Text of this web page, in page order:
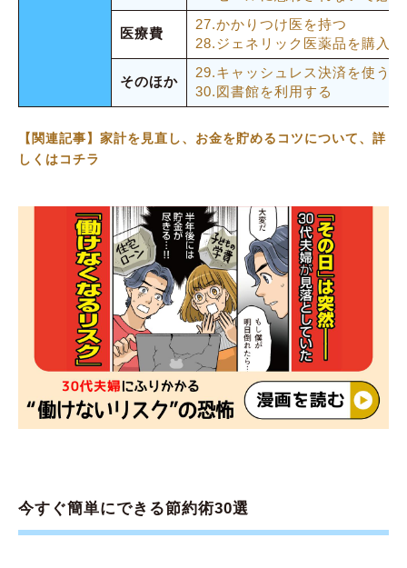
食費を無理に削りすぎない
Q.大学生が節約を継続するために意識したいこ
とは？
家計簿をつける
毎日コンビニに行かない
学割を利用する
節約は継続が大事。無理なく楽しみながら行お
医療費
27.かかりつけ医を持つ
28.ジェネリック医薬品を購入
そのほか
29.キャッシュレス決済を使う
30.図書館を利用する
【関連記事】家計を見直し、お金を貯めるコツについて、詳
しくはコチラ
今すぐ簡単にできる節約術30選